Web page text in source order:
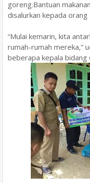
goreng.Bantuan
disalurkan kepada
“Mulai kemarin, kita
rumah-rumah mereka,”
beberapa kepala bidang